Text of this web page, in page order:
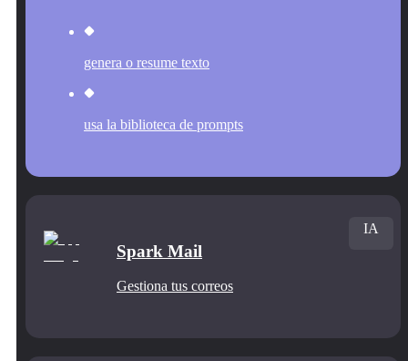
genera o resume texto
usa la biblioteca de prompts
Spark Mail
Gestiona tus correos
IA